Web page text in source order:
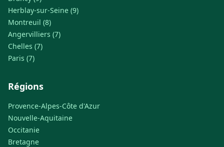
Herblay-sur-Seine (9)
Montreuil (8)
Angervilliers (7)
Chelles (7)
Paris (7)
Régions
Provence-Alpes-Côte d'Azur
Nouvelle-Aquitaine
Occitanie
Bretagne